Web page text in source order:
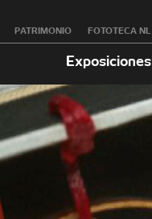
PATRIMONIO FOTOTECA NL
Exposiciones